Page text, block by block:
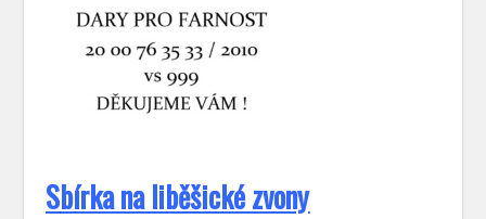
Sbírka na liběšické zvony